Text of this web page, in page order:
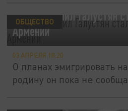
Комик Михаил Галустян
Армении
ОБЩЕСТВО
03 АПРЕЛЯ 18:20
О планах эмигрировать
родину он пока не